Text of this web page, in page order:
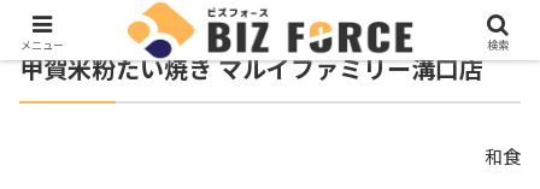
甲賀米粉たい焼き マルイファミリー溝口店
和食
メニュー 検索